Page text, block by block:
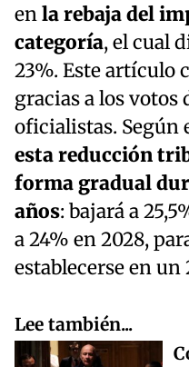
enla rebaja del
categoría, el cual
23%. Este artículo
gracias a los votos
oficialistas. Según
esta reducción
forma gradual
años: bajará a
a 24% en 2028,
establecerse en un
Lee también...